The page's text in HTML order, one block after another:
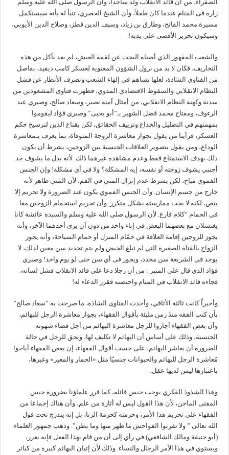
الصفراء، من أن قائد الانقلاب ولد ساجداً، وأن الرسول صلى الله عليه وسلم
زاره فى المنام عندما كان طفلاً، وأن الشيخ الحصري، تنبأ له بأنه سيستكمل
مسيرة محمد الفاتح، وطارق بن زياد، وسيف الدين قطز، وصلاح الدين الأيوبي،
وسيكون تحرير الأقصى على يديه!
والشعب المقهور الذي أضناه البحث عن لقمة العيش، لم يعد يأكل من هذه
التخاريف، فكان لا بد من نزول الشؤون المعنوية لعسكر كامب ديفيد، بفاصل
من الفتاوى الشاذة، لعلها تساهم في إلهاء الشعب وتصرف الأنظار عن فشل
النظام الانقلابي والسقوط الاقتصادي المدوي، فظهرت فتاوى المشعوذين من
سدنة وكهنة النظام الانقلابي، من أمثال آمنة نصير، وسعاد صالح، وصبري عبد
الرءوف، ومفتاح محمد فضل الشهير بـ”أبو يحيى” وصبري فؤاد ليقوموا
بمهمتهم في التضليل والخداع وتزييف الحقائق، لكن بقناع الدين لترسيخ حكم
العسكر، فرأينا من يقول بجواز معاشرة الزوجة المتوفاة، بما يعرف بـمعاشرة
الوداع، ومن يقول بتصوير العلاقات الجنسية بين الزوجين، بشرط أن يكون
ذلك بهدف الاستمتاع فقط وعدم مشاهدة غيرهما ذلك. لأنه بدل ما يشوف حد
أجنبي يشوف زوجته أو نفسه، إيه المشكلة؟ ولا في أي مشكلة! وإن الجنس
الفموي مباح، لكن بشرط عدم إنزال المني في الفم، لأن المني طاهر لأنه
خارج من جسم الإنسان. وأن الجنس الفموي يكون عند الضرورة ولا تحريم إلا
بنص، لكنه لا يجب ممارسته بشكل متكرر. وأن تحريم استحمام الزوجين معا
في الحمام “كلام فارغ. لأن الرسول صلى الله عليه وسلم والسيدة عائشة كانا
يغتسلان مع بعضهما البعض في إناء واحد من دون أن يرى أحدهما الآخر، وأنه
يجوز للزوجين إقامة العلاقة في حمّام المنزل أو حمام السباحة، وأنه يجوز
الزواج بالفتاة الصغيرة التي لم تبلغ الحيض ولم يتم تحديد سن معين لذلك، لا
يوجد فى الشريعة سن محدد، ويجوز فى أي سن حتى لو يوم واحد! وصبري
فؤاد الذي قال على المنبر : من أن رجلا دعا على قائد الانقلاب فشل لسانه،
فجاءه قائد الانقلاب في المنام واحتضنه فقرر الدعاء له!
وأخيراً كانت ثالثة الأثافي، وأحدث الفتاوى الشاذة، ما صرحت به “سعاد صالح”
بأن كتب الفقه منذ زمن مليئة بأقوال الفقهاء، بجواز معاشرة الرجل للبهائم،
وأن بعض الفقهاء أجازوا للرجل معاشرة البهائم من أجل قضاء شهوته
الجنسية، وذلك على أساس أن البهائم لا تكليف لها، ويحق للرجل في حالة
الضرورة أن يعاشر البهائم، على حسب أقوال الفقهاء، إن بعض الفقهاء أباحوا
مُعاشرة الرجل للبهائم والحيوانات جنسيًا مثل «الحمار والمعيز» وغيرها،
باعتبارها ليس لديها عقل.
وهذا الشذوذ الفكري يوجب حبس قائله، كما قرر علماؤنا بضرورة حبس
المفتى الماجن، لأن هذا القول ليس له أثارة من علم، وأن هناك إجماعا من
الفقهاء على تحريم هذا الأمر، وحرمته كحرمة الزنا، بل إنه يندرج تحت قول
الله تعالى ” ولا تقربوا الفواحش ما ظهر منها وما بطن”. وذهب جمهور العلماء
(أبو حنيفة ومالك الشافعي) في رأي إلى أن من قام بهذا الفعل فإنه يعزر،
ويستوي في هذا الأمر الرجال والنساء. وذلك لأن إتيان البهائم كبيرة من كبائر